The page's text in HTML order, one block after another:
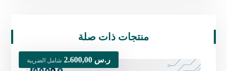
منتجات ذات صلة
ر.س شامل الضريبة